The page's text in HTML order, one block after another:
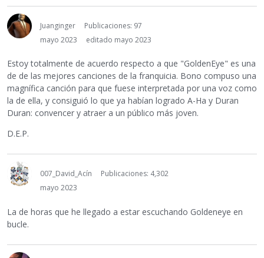
Juanginger
Publicaciones: 97
mayo 2023
editado mayo 2023
Estoy totalmente de acuerdo respecto a que "GoldenEye" es una
de de las mejores canciones de la franquicia. Bono compuso una
magnífica canción para que fuese interpretada por una voz como
la de ella, y consiguió lo que ya habían logrado A-Ha y Duran
Duran: convencer y atraer a un público más joven.
D.E.P.
007_David_Acín
Publicaciones: 4,302
mayo 2023
La de horas que he llegado a estar escuchando Goldeneye en
bucle.